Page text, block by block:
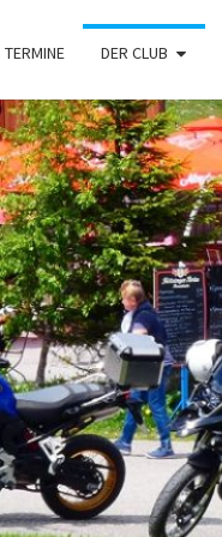
TERMINE DER CLUB